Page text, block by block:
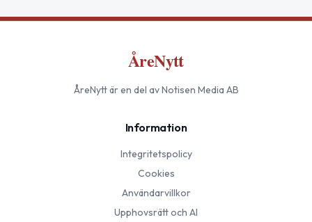
ÅreNytt
ÅreNyttär en del av Notisen Media AB
Information
Integritetspolicy
Cookies
Användarvillkor
Upphovsrätt och AI